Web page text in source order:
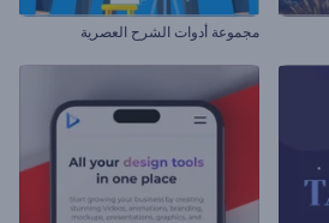
مجموعة أدوات الشرح العصرية